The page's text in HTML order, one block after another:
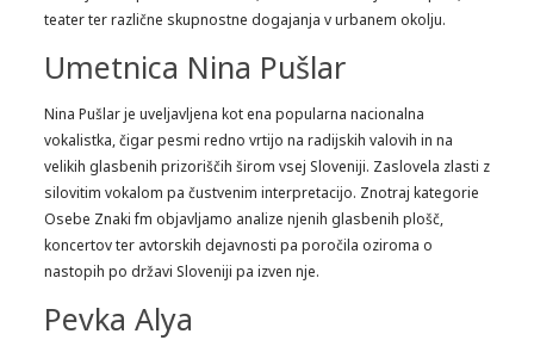
teater ter različne skupnostne dogajanja v urbanem okolju.
Umetnica Nina Pušlar
Nina Pušlar je uveljavljena kot ena popularna nacionalna
vokalistka, čigar pesmi redno vrtijo na radijskih valovih in na
velikih glasbenih prizoriščih širom vsej Sloveniji. Zaslovela zlasti z
silovitim vokalom pa čustvenim interpretacijo. Znotraj kategorie
Osebe Znaki fm objavljamo analize njenih glasbenih plošč,
koncertov ter avtorskih dejavnosti pa poročila oziroma o
nastopih po državi Sloveniji pa izven nje.
Pevka Alya